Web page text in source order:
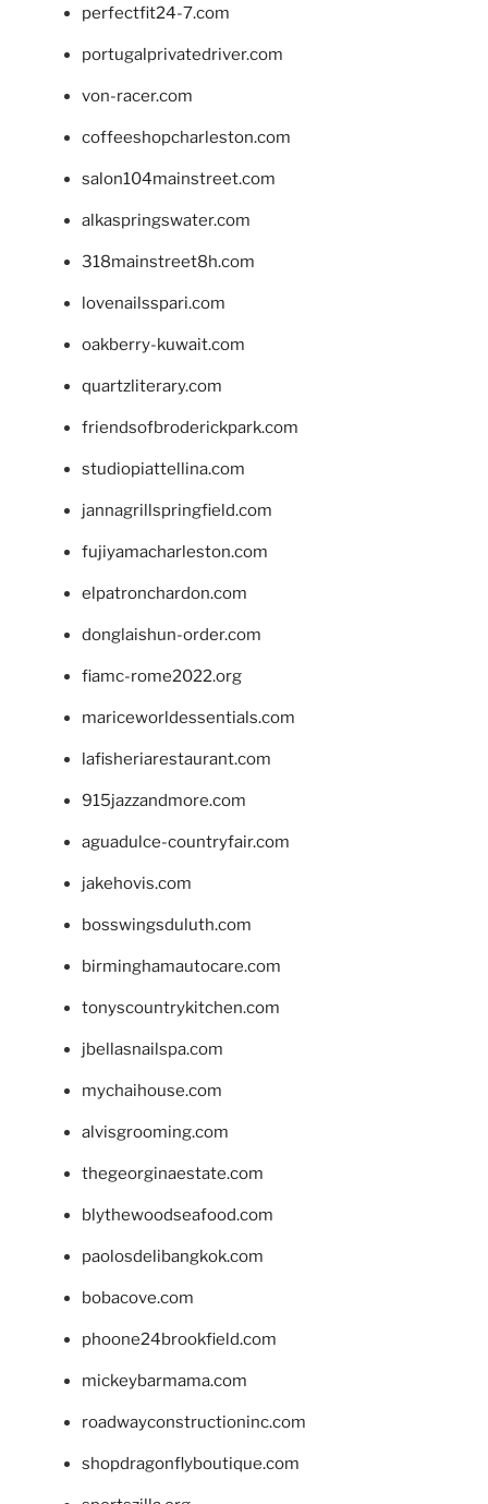
perfectfit24-7.com
portugalprivatedriver.com
von-racer.com
coffeeshopcharleston.com
salon104mainstreet.com
alkaspringswater.com
318mainstreet8h.com
lovenailsspari.com
oakberry-kuwait.com
quartzliterary.com
friendsofbroderickpark.com
studiopiattellina.com
jannagrillspringfield.com
fujiyamacharleston.com
elpatronchardon.com
donglaishun-order.com
fiamc-rome2022.org
mariceworldessentials.com
lafisheriarestaurant.com
915jazzandmore.com
aguadulce-countryfair.com
jakehovis.com
bosswingsduluth.com
birminghamautocare.com
tonyscountrykitchen.com
jbellasnailspa.com
mychaihouse.com
alvisgrooming.com
thegeorginaestate.com
blythewoodseafood.com
paolosdelibangkok.com
bobacove.com
phoone24brookfield.com
mickeybarmama.com
roadwayconstructioninc.com
shopdragonflyboutique.com